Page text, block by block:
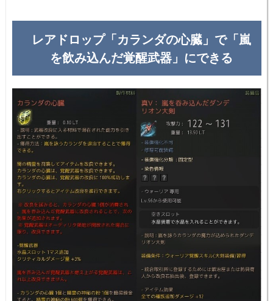
レアドロップ「カランダの心臓」で「嵐
を飲み込んだ覚醒武器」にできる